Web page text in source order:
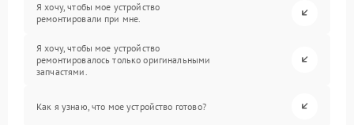
Я хочу, чтобы мое устройство
ремонтировали при мне.
Я хочу, чтобы мое устройство
ремонтировалось только оригинальными
запчастями.
Как я узнаю, что мое устройство готово?